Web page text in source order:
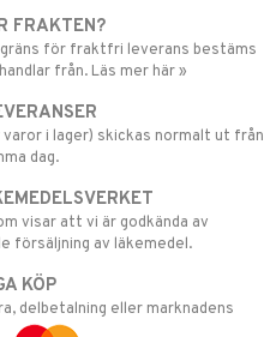
FRAKTEN?
för fraktfri leverans bestäms
från. Läs mer här »
i lager) skickas normalt ut från
dag.
visar att vi är godkända av
försäljning av läkemedel.
KÖP
delbetalning eller marknadens